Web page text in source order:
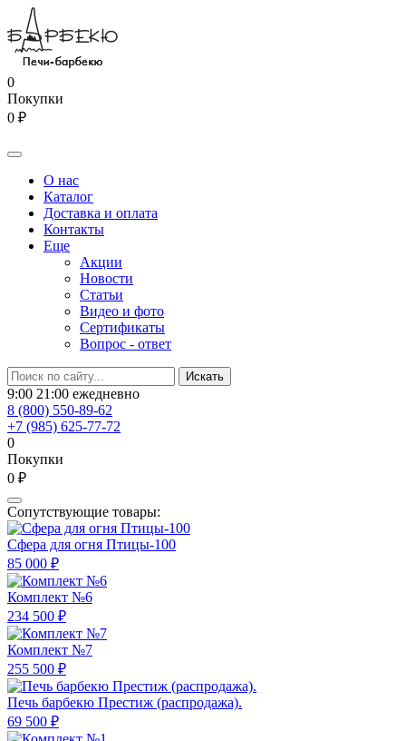
0
Покупки
0 ₽
О нас
Каталог
Доставка и оплата
Контакты
Еще
Акции
Новости
Статьи
Видео и фото
Сертификаты
Вопрос - ответ
9:00 21:00 ежедневно
8 (800) 550-89-62
+7 (985) 625-77-72
0
Покупки
0 ₽
Сопутствующие товары:
Сфера для огня Птицы-100
85 000 ₽
Комплект №6
234 500 ₽
Комплект №7
255 500 ₽
Печь барбекю Престиж (распродажа).
69 500 ₽